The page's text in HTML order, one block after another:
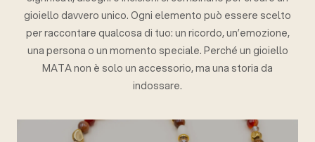
gioiello davvero unico. Ogni elemento può essere scelto
per raccontare qualcosa di tuo: un ricordo, un’emozione,
una persona o un momento speciale. Perché un gioiello
MATA non è solo un accessorio, ma una storia da
indossare.